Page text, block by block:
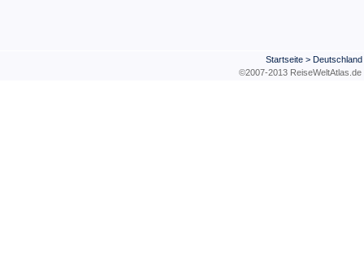
Startseite> Deutschland
©2007-2013